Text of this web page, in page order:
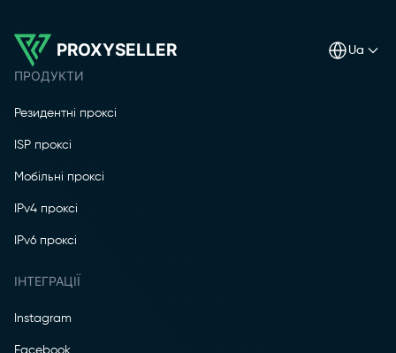
PROXYSELLER ua
ПРОДУКТИ
Резидентні проксі
ISP проксі
Мобільні проксі
IPv4 проксі
IPv6 проксі
ІНТЕГРАЦІЇ
Instagram
Facebook